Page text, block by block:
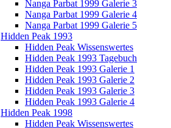
Nanga Parbat 1999 Galerie 3
Nanga Parbat 1999 Galerie 4
Nanga Parbat 1999 Galerie 5
Hidden Peak 1993
Hidden Peak Wissenswertes
Hidden Peak 1993 Tagebuch
Hidden Peak 1993 Galerie 1
Hidden Peak 1993 Galerie 2
Hidden Peak 1993 Galerie 3
Hidden Peak 1993 Galerie 4
Hidden Peak 1998
Hidden Peak Wissenswertes